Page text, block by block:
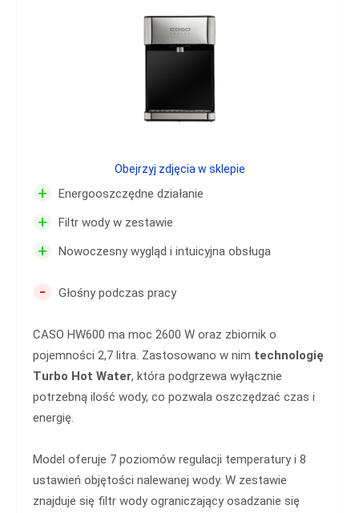
+ Energooszczędne działanie
+ Filtr wody w zestawie
+ Nowoczesny wygląd i intuicyjna obsługa
- Głośny podczas pracy
CASO HW600 ma moc 2600 W oraz zbiornik o
pojemności 2,7 litra. Zastosowano w nim technologię
Turbo Hot Water, która podgrzewa wyłącznie
potrzebną ilość wody, co pozwala oszczędzać czas i
energię.
Model oferuje 7 poziomów regulacji temperatury i 8
ustawień objętości nalewanej wody. W zestawie
znajduje się filtr wody ograniczający osadzanie się
Obejrzyj zdjęcia w sklepie